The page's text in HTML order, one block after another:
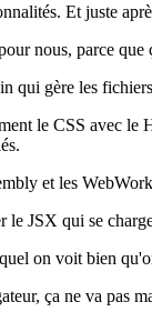
Et juste
nous, parce
qui gère les
le CSS avec le
et les
le JSX qui se
on voit bien
ça ne va pas